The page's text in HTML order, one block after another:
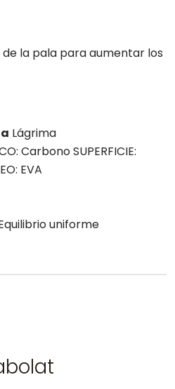
de la pala para aumentar los
Lágrima
Carbono SUPERFICIE:
EVA
uniforme